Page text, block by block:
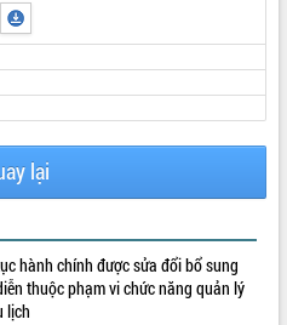
lại
hành chính được sửa đổi bổ sung
thuộc phạm vi chức năng quản lý
lịch